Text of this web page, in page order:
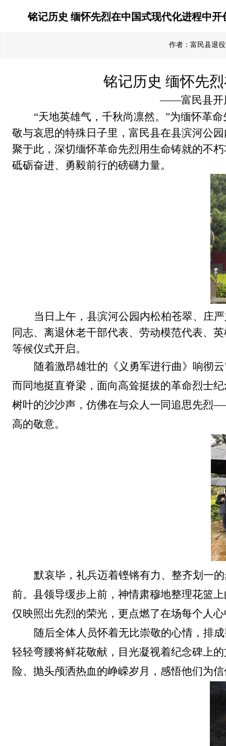
铭记历史 缅怀先烈在中国式现代化进程中
作者：富民县退
铭记历史 缅怀先烈
——富民县开
“天地英雄气，千秋尚凛然。”为缅怀革
敬与哀思的特殊日子里，富民县在县滨河公
聚于此，深切缅怀革命先烈用生命铸就的不
砥砺奋进、勇毅前行的磅礴力量。
当日上午，县滨河公园内松柏苍翠、庄
同志、离退休老干部代表、劳动模范代表、
等候仪式开启。
随着激昂雄壮的《义勇军进行曲》响彻
而同地挺直脊梁，面向高耸挺拔的革命烈士
树叶的沙沙声，仿佛在与众人一同追思先烈
高的敬意。
默哀毕，礼兵迈着铿锵有力、整齐划一
前。县领导缓步上前，神情肃穆地整理花篮
仅映照出先烈的荣光，更点燃了在场每个人
随后全体人员怀着无比崇敬的心情，排
轻轻弯腰将鲜花敬献，目光凝视着纪念碑上
险、抛头颅洒热血的峥嵘岁月，感悟他们为